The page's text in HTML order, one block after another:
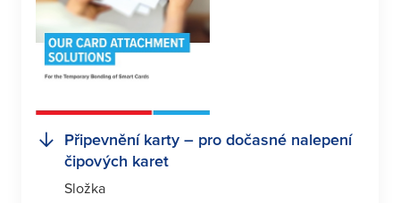
Připevnění karty – pro dočasné nalepení
čipových karet
Složka